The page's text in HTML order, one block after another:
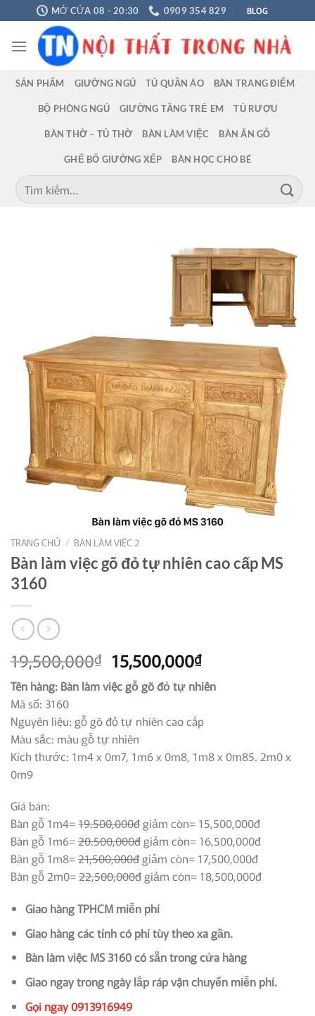
Chuyển
đến
nội
MỞ CỬA 08 - 20:30 0909 354 829 BLOG
SẢN PHẨM GIƯỜNG NGỦ TỦ QUẦN ÁO BÀN TRANG ĐIỂM
BỘ PHÒNG NGỦ GIƯỜNG TẦNG TRẺ EM TỦ RƯỢU
BÀN THỜ – TỦ THỜ BÀN LÀM VIỆC BÀN ĂN GỖ
GHẾ BỐ GIƯỜNG XẾP BÀN HỌC CHO BÉ
Tìm
kiếm:
TRANG CHỦ / BÀN LÀM VIỆC 2
Bàn làm việc gõ đỏ tự nhiên cao cấp MS
3160
19,500,000₫ Giá
gốc
là:
19,500,000₫.
15,500,000₫Giá
hiện
tại
15,500,000₫.
Tên hàng: Bàn làm việc gỗ gõ đỏ tự nhiên
Mã số: 3160
Nguyên liệu: gỗ gõ đỏ tự nhiên cao cấp
Màu sắc: màu gỗ tự nhiên
Kích thước: 1m4 x 0m7, 1m6 x 0m8, 1m8 x 0m85. 2m0 x
0m9
Giá bán:
Bàn gỗ 1m4=19.500,000đ giảm còn= 15,500,000đ
Bàn gỗ 1m6=20.500,000đ giảm còn= 16,500,000đ
Bàn gỗ 1m8=21,500,000đ giảm còn= 17,500,000đ
Bàn gỗ 2m0=22,500,000đ giảm còn= 18,500,000đ
Giao hàng TPHCM miễn phí
Giao hàng các tỉnh có phí tùy theo xa gần.
Bàn làm việc MS 3160 có sẵn trong cửa hàng
Giao ngay trong ngày lắp ráp vận chuyển miễn phí.
Gọi ngay 0913916949